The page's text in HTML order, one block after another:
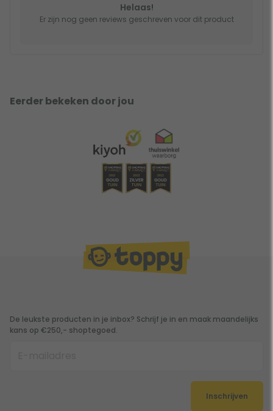
Helaas!
Er zijn nog geen reviews geschreven voor dit product
Eerder bekeken door jou
De leukste producten in je inbox? Schrijf je in en maak maandelijks
kans op €250,- shoptegoed.
Inschrijven